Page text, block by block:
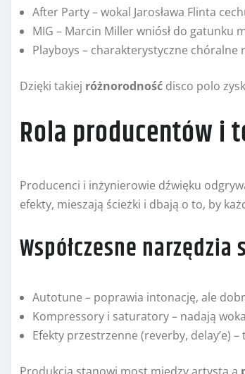
After Party – wokal Jarosława Flinta
MIG – Marcin Miller wniósł do gatunku
Playboys – charakterystyczne chóralne
Dzięki takiej różnorodność disco polo
Rola producentów i
Producenci i inżynierowie dźwięku
efekty, mieszają ścieżki i dbają o to, by
Współczesne
Autotune – poprawia intonację, ale
Kompressory i saturatory – nadają
Efekty przestrzenne (reverby, delay’e)